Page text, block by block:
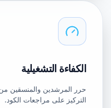
الكفاءة التشغيلية
حرر المرشدين والمنسقين من
التركيز على مراجعات الكود.